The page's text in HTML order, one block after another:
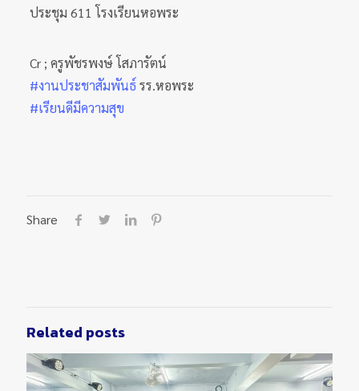
ประชุม 611 โรงเรียนหอพระ
Cr ; ครูพัชรพงษ์ โสภารัตน์
#งานประชาสัมพันธ์รร.หอพระ
#เรียนดีมีความสุข
Share
Related posts